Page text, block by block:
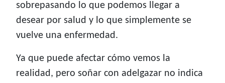
sobrepasando lo que podemos llegar a
desear por salud y lo que simplemente se
vuelve una enfermedad.
Ya que puede afectar cómo vemos la
realidad, pero soñar con adelgazar no indica